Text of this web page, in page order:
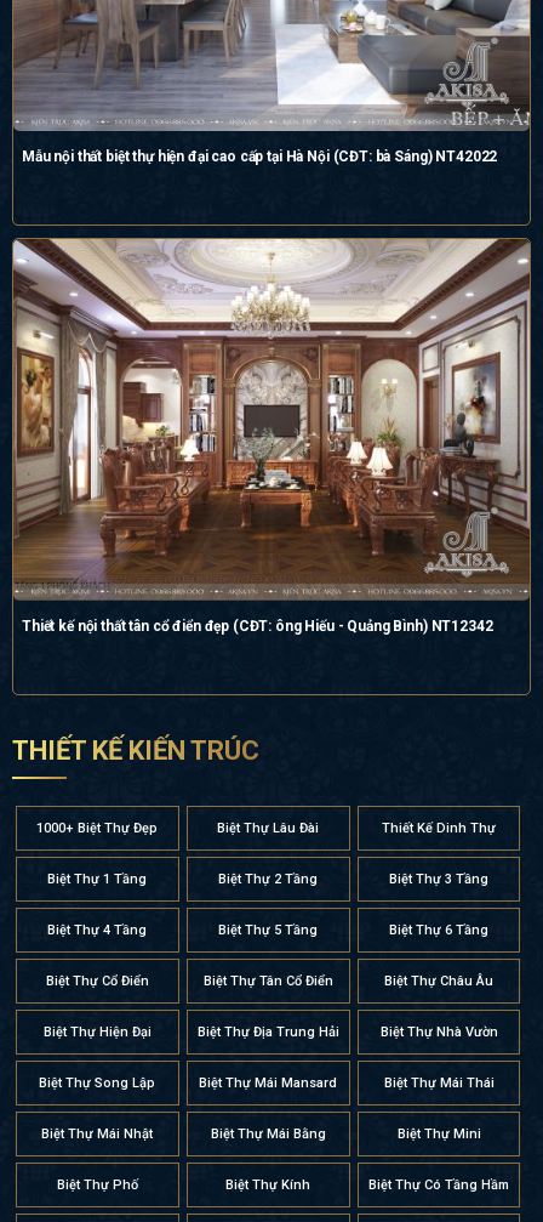
Mẫu nội thất biệt thự hiện đại cao cấp tại Hà Nội (CĐT: bà Sáng) NT42022
Thiết kế nội thất tân cổ điển đẹp (CĐT: ông Hiếu - Quảng Bình) NT12342
THIẾT KẾ KIẾN TRÚC
1000+ Biệt Thự Đẹp Biệt Thự Lâu Đài Thiết Kế Dinh Thự
Biệt Thự 1 Tầng Biệt Thự 2 Tầng Biệt Thự 3 Tầng
Biệt Thự 4 Tầng Biệt Thự 5 Tầng Biệt Thự 6 Tầng
Biệt Thự Cổ Điển Biệt Thự Tân Cổ Điển Biệt Thự Châu Âu
Biệt Thự Hiện Đại Biệt Thự Địa Trung Hải Biệt Thự Nhà Vườn
Biệt Thự Song Lập Biệt Thự Mái Mansard Biệt Thự Mái Thái
Biệt Thự Mái Nhật Biệt Thự Mái Bằng Biệt Thự Mini
Biệt Thự Phố Biệt Thự Kính Biệt Thự Có Tầng Hầm